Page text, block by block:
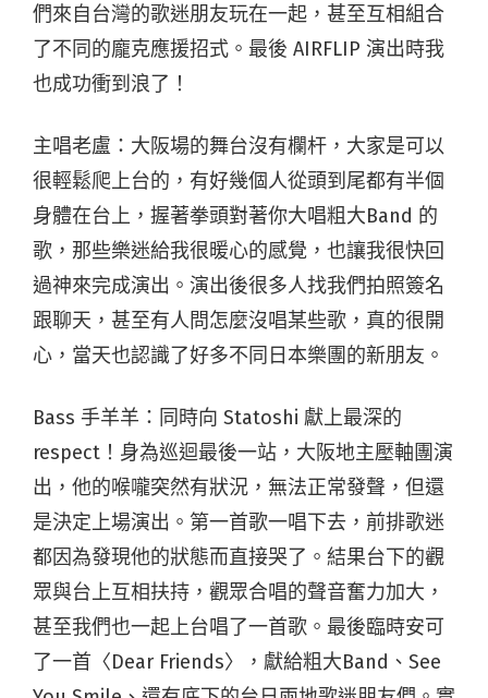
們來自台灣的歌迷朋友玩在一起，甚至互相組合
了不同的龐克應援招式。最後 AIRFLIP 演出時我
也成功衝到浪了！
主唱老盧：大阪場的舞台沒有欄杆，大家是可以
很輕鬆爬上台的，有好幾個人從頭到尾都有半個
身體在台上，握著拳頭對著你大唱粗大Band 的
歌，那些樂迷給我很暖心的感覺，也讓我很快回
過神來完成演出。演出後很多人找我們拍照簽名
跟聊天，甚至有人問怎麼沒唱某些歌，真的很開
心，當天也認識了好多不同日本樂團的新朋友。
Bass 手羊羊： 同時向 Statoshi 獻上最深的
respect！身為巡迴最後一站，大阪地主壓軸團演
出，他的喉嚨突然有狀況，無法正常發聲，但還
是決定上場演出。第一首歌一唱下去，前排歌迷
都因為發現他的狀態而直接哭了。結果台下的觀
眾與台上互相扶持，觀眾合唱的聲音奮力加大，
甚至我們也一起上台唱了一首歌。最後臨時安可
了一首〈Dear Friends〉，獻給粗大Band、See